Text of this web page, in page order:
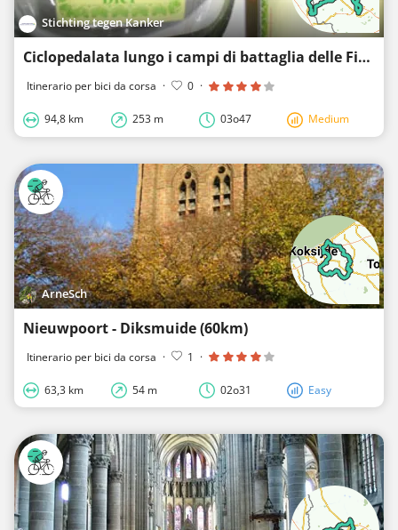
Stichting tegen Kanker
Ciclopedalata lungo i campi di battaglia delle Fiandre
Itinerario per bici da corsa · 0 ·
94,8 km 253 m 03o47 Medium
ArneSch
Nieuwpoort - Diksmuide (60km)
Itinerario per bici da corsa · 1 ·
63,3 km 54 m 02o31 Easy